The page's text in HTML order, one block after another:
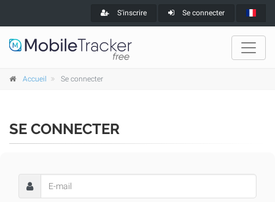
S'inscrire Se connecter
Accueil Se connecter
SE CONNECTER